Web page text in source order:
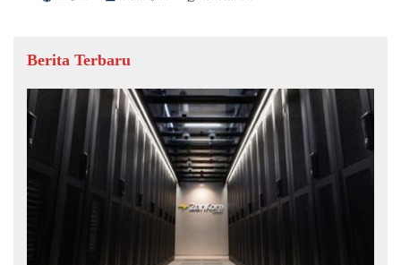
Berita Terbaru